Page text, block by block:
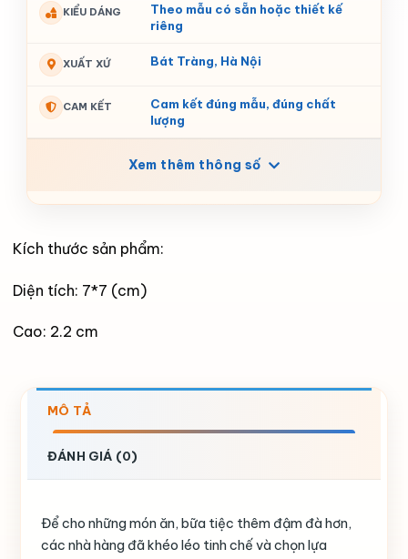
KIỂU DÁNG
Theo mẫu có sẵn hoặc thiết kế
riêng
XUẤT XỨ Bát Tràng, Hà Nội
CAM KẾT
Cam kết đúng mẫu, đúng chất
lượng
Xem thêm thông số
Kích thước sản phẩm:
Diện tích: 7*7 (cm)
Cao: 2.2 cm
MÔ TẢ
ĐÁNH GIÁ (0)
Để cho những món ăn, bữa tiệc thêm đậm đà hơn,
các nhà hàng đã khéo léo tinh chế và chọn lựa